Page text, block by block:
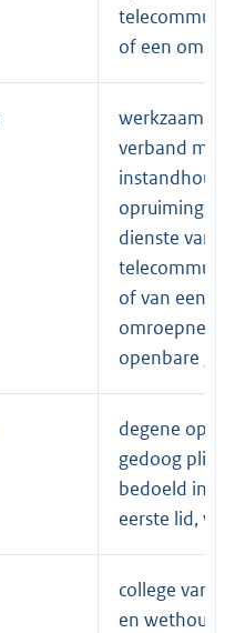
of een
verband met
opruiming
dienste van
of van een
openbare
degene op
gedoog plicht
bedoeld in
eerste lid,
college van
en